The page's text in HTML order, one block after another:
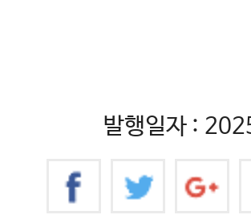
발행일자 :